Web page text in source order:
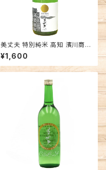
美丈夫 特別純米 高知 濱川商店
日本酒
¥1,600